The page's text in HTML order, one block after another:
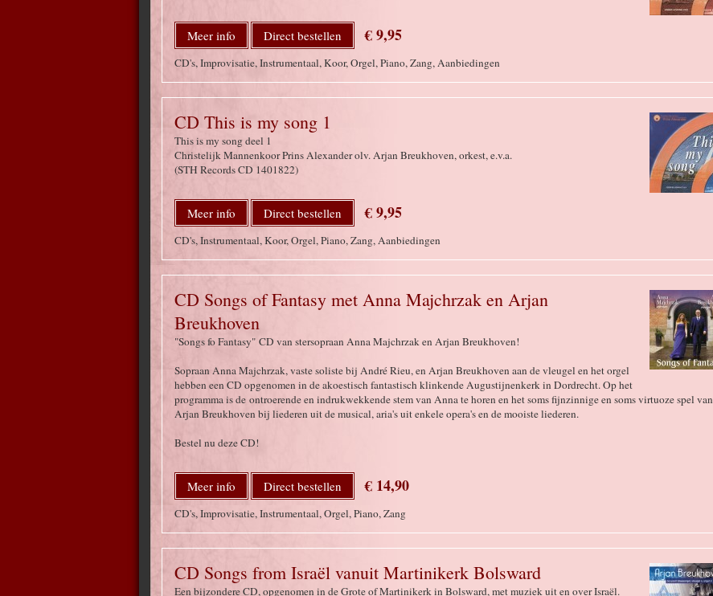
Meer info Direct bestellen € 9,95
CD's, Improvisatie, Instrumentaal, Koor, Orgel, Piano, Zang, Aanbiedingen
CD This is my song 1
This is my song deel 1
Christelijk Mannenkoor Prins Alexander olv. Arjan Breukhoven, orkest, e.v.a.
(STH Records CD 1401822)
Meer info Direct bestellen € 9,95
CD's, Instrumentaal, Koor, Orgel, Piano, Zang, Aanbiedingen
CD Songs of Fantasy met Anna Majchrzak en Arjan
Breukhoven
"Songs fo Fantasy" CD van stersopraan Anna Majchrzak en Arjan Breukhoven!
Sopraan Anna Majchrzak, vaste soliste bij André Rieu, en Arjan Breukhoven aan de vleugel en het orgel
hebben een CD opgenomen in de akoestisch fantastisch klinkende Augustijnenkerk in Dordrecht. Op het
programma is de ontroerende en indrukwekkende stem van Anna te horen en het soms fijnzinnige en soms virtuoze spel van
Arjan Breukhoven bij liederen uit de musical, aria's uit enkele opera's en de mooiste liederen.
Bestel nu deze CD!
Meer info Direct bestellen € 14,90
CD's, Improvisatie, Instrumentaal, Orgel, Piano, Zang
CD Songs from Israël vanuit Martinikerk Bolsward
Een bijzondere CD, opgenomen in de Grote of Martinikerk in Bolsward, met muziek uit en over Israël.